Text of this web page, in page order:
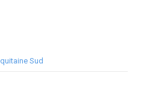
Sud